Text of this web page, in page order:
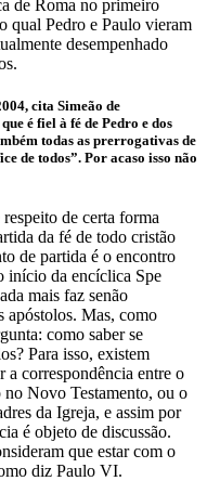
de Roma no primeiro
qual Pedro e Paulo vieram
desempenhado
cita Simeão de
é fiel à fé de Pedro e dos
todas as prerrogativas de
de todos”. Por acaso isso não
de certa forma
da fé de todo cristão
de partida é o encontro
início da encíclica Spe
mais faz senão
apóstolos. Mas, como
como saber se
Para isso, existem
a correspondência entre o
no Novo Testamento, ou o
da Igreja, e assim por
é objeto de discussão.
que estar com o
diz Paulo VI.